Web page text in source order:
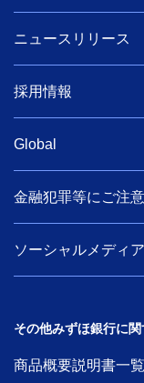
ニュースリリース
採用情報
Global
金融犯罪等にご注
ソーシャルメディ
その他みずほ銀行に
商品概要説明書一覧